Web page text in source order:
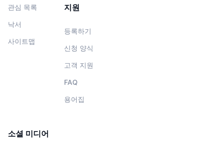
관심 목록
낙서
사이트맵
지원
등록하기
신청 양식
고객 지원
FAQ
용어집
소셜 미디어